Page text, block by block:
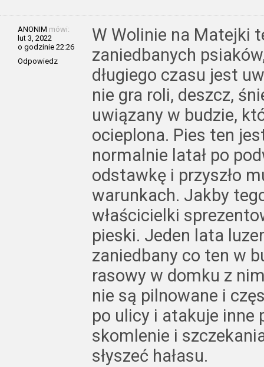
ANONIM mówi:
lut 3, 2022
o godzinie 22:26
Odpowiedz
W Wolinie na Matejki
zaniedbanych
długiego czasu jest
nie gra roli, deszcz,
uwiązany w budzie,
ocieplona. Pies ten
normalnie latał po
odstawkę i przyszło
warunkach. Jakby
właścicielki
pieski. Jeden lata
zaniedbany co ten w
rasowy w domku z
nie są pilnowane i
po ulicy i atakuje inne
skomlenie i
słyszeć hałasu.